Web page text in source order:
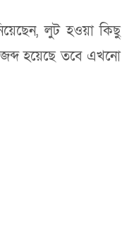
লুট হওয়া কিছু
হয়েছে তবে এখনো